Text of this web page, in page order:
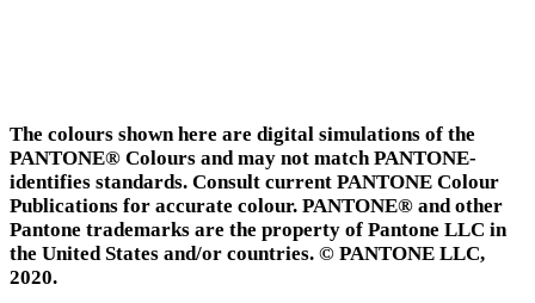
The colours shown here are digital simulations of the
PANTONE® Colours and may not match PANTONE-
identifies standards. Consult current PANTONE Colour
Publications for accurate colour. PANTONE® and other
Pantone trademarks are the property of Pantone LLC in
the United States and/or countries. © PANTONE LLC,
2020.